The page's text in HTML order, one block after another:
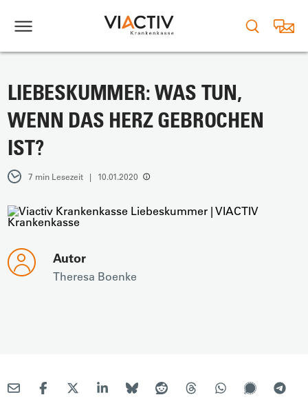
LIEBESKUMMER: WAS TUN,
WENN DAS HERZ GEBROCHEN
IST?
7 min Lesezeit | 10.01.2020
Autor
Theresa Boenke